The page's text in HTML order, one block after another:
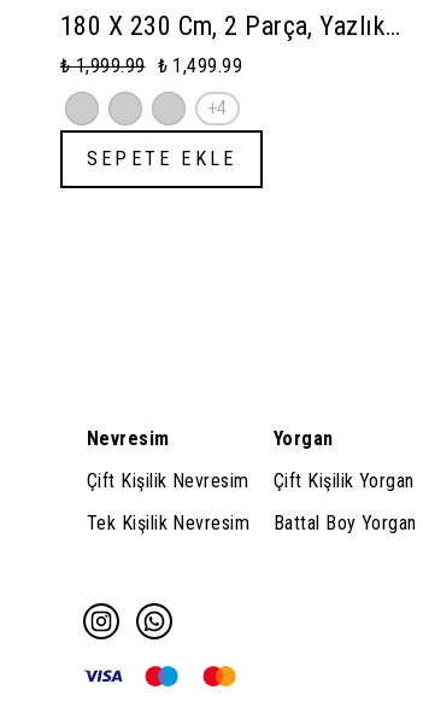
180 X 230 Cm, 2 Parça, Yazlık
Yastık Kılıfı Ve Pike Takımı
₺ 1,999.99 ₺ 1,499.99
+4
SEPETE EKLE
Nevresim
Çift Kişilik Nevresim
Tek Kişilik Nevresim
Yorgan
Çift Kişilik Yorgan
Battal Boy Yorgan